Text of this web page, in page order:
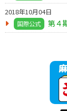
2018年10月04日
国際公式 第４